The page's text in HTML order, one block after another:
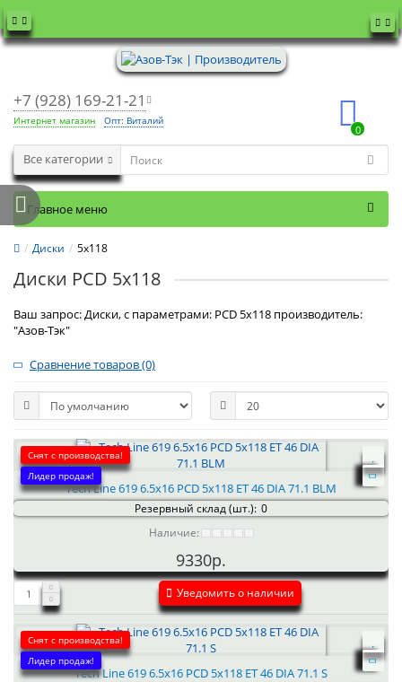
+7 (928) 169-21-21
Интернет магазин Опт: Виталий
0
Все категории
Главное меню
Диски 5x118
Диски PCD 5x118
Ваш запрос: Диски, с параметрами: PCD 5x118 производитель:
"Азов-Тэк"
Сравнение товаров (0)
Снят с производства!
Лидер продаж!
Tech Line 619 6.5x16 PCD 5x118 ET 46 DIA 71.1 BLM
Резервный склад (шт.): 0
Наличие:
9330р.
Уведомить о наличии
Снят с производства!
Лидер продаж!
Tech Line 619 6.5x16 PCD 5x118 ET 46 DIA 71.1 S